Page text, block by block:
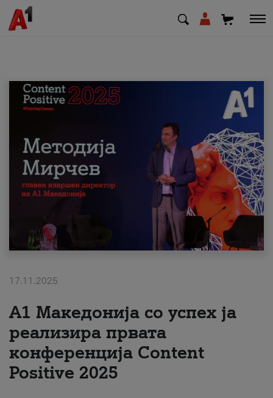
МК EN
Приватни Деловни
Поддршка
Надополни кредит
#ПодобарОнлајн
17.11.2025
А1 Македонија со успех ја
реализира првата
конференција Content
Positive 2025